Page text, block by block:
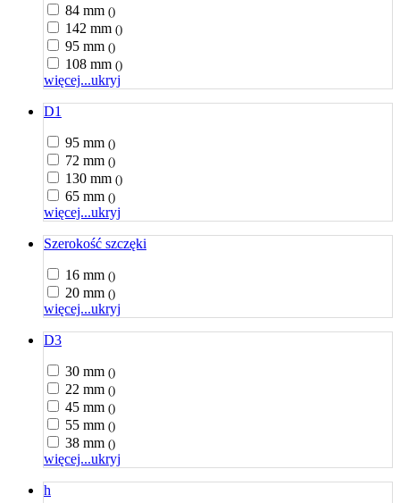
84 mm ()
142 mm ()
95 mm ()
108 mm ()
więcej...ukryj
D1
95 mm ()
72 mm ()
130 mm ()
65 mm ()
więcej...ukryj
Szerokość szczęki
16 mm ()
20 mm ()
więcej...ukryj
D3
30 mm ()
22 mm ()
45 mm ()
55 mm ()
38 mm ()
więcej...ukryj
h